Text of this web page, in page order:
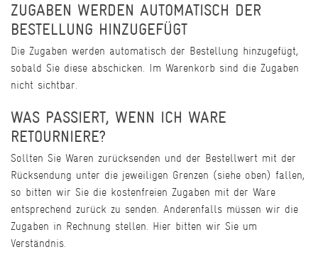
ZUGABEN WERDEN AUTOMATISCH DER
BESTELLUNG HINZUGEFÜGT
Die Zugaben werden automatisch der Bestellung hinzugefügt,
sobald Sie diese abschicken. Im Warenkorb sind die Zugaben
nicht sichtbar.
WAS PASSIERT, WENN ICH WARE
RETOURNIERE?
Sollten Sie Waren zurücksenden und der Bestellwert mit der
Rücksendung unter die jeweiligen Grenzen (siehe oben) fallen,
so bitten wir Sie die kostenfreien Zugaben mit der Ware
entsprechend zurück zu senden. Anderenfalls müssen wir die
Zugaben in Rechnung stellen. Hier bitten wir Sie um
Verständnis.